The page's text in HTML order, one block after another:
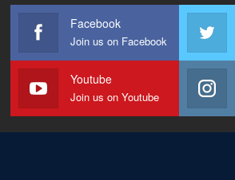
Facebook
Join us on Facebook
Youtube
Join us on Youtube